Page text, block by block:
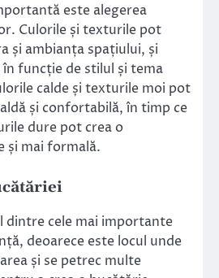
este alegerea
Culorile și texturile pot
și ambianța spațiului, și
funcție de stilul și tema
calde și texturile moi pot
și confortabilă, în timp ce
dure pot crea o
și mai formală.
dintre cele mai importante
deoarece este locul unde
și se petrec multe